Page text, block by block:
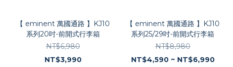
【 eminent 萬國通路 】KJ10
系列20吋-前開式行李箱
NT$6,980
NT$3,990
【 eminent 萬國通路 】KJ10
系列25/29吋-前開式行李箱
NT$8,980
NT$4,590 ~ NT$6,990